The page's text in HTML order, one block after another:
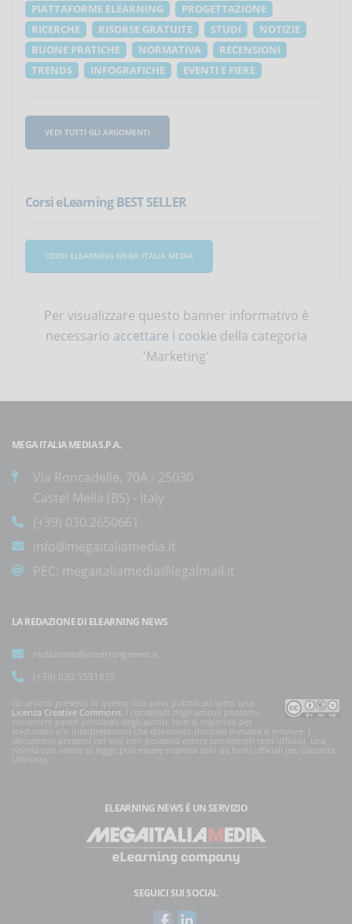
PIATTAFORME ELEARNING
PROGETTAZIONE
RICERCHE
RISORSE GRATUITE STUDI
NOTIZIE
BUONE PRATICHE
NORMATIVA
RECENSIONI
TRENDS
INFOGRAFICHE EVENTI E FIERE
VEDI TUTTI GLI ARGOMENTI
Corsi eLearning BEST SELLER
CORSI ELEARNING MEGA ITALIA MEDIA
Per visualizzare questo banner informativo è
necessario accettare i cookie della categoria
'Marketing'
MEGA ITALIA MEDIA S.P.A.
Via Roncadelle, 70A - 25030
Castel Mella (BS) - Italy
(+39) 030.2650661
info@megaitaliamedia.it
PEC: megaitaliamedia@legalmail.it
LA REDAZIONE DI ELEARNING NEWS
redazione@elearningnews.it
(+39) 030.5531835
Gli articoli presenti in questo sito sono pubblicati sotto una
Licenza Creative Commons. I contenuti degli articoli possono
contenere pareri personali degli autori. Non si risponde per
traduzioni e/o interpretazioni che dovessero risultare inesatte o erronee. I
documenti presenti nel sito non possono essere considerati testi ufficiali, una
norma con valore di legge può essere ricavata solo da fonti ufficiali (es. Gazzetta
Ufficiale).
ELEARNING NEWS È UN SERVIZIO
SEGUICI SUI SOCIAL